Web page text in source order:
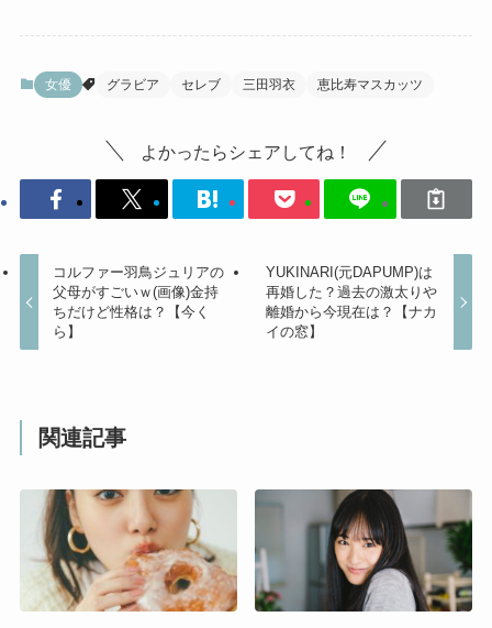
女優 グラビア セレブ 三田羽衣 恵比寿マスカッツ
よかったらシェアしてね！
コルファー羽鳥ジュリアの
父母がすごいｗ(画像)金持
ちだけど性格は？【今く
ら】
YUKINARI(元DAPUMP)は
再婚した？過去の激太りや
離婚から今現在は？【ナカ
イの窓】
関連記事